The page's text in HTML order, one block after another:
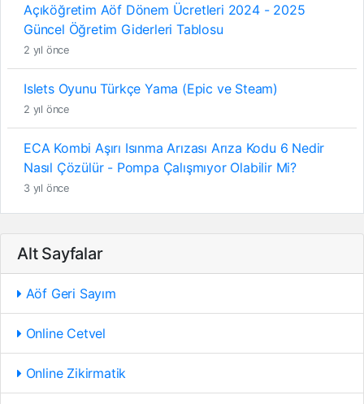
Açıköğretim Aöf Dönem Ücretleri 2024 - 2025
Güncel Öğretim Giderleri Tablosu
2 yıl önce
Islets Oyunu Türkçe Yama (Epic ve Steam)
2 yıl önce
ECA Kombi Aşırı Isınma Arızası Arıza Kodu 6 Nedir
Nasıl Çözülür - Pompa Çalışmıyor Olabilir Mi?
3 yıl önce
Alt Sayfalar
Aöf Geri Sayım
Online Cetvel
Online Zikirmatik